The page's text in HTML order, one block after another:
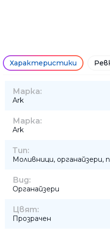
Характеристики
Марка:
Ark
Марка:
Ark
Тип:
Моливници, органайзери,
Вид:
Органайзери
Цвят:
Прозрачен